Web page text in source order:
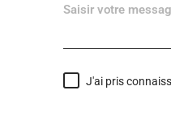
J'ai pris